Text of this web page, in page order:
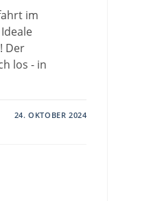
im
Der
los - in
24. OKTOBER 2024